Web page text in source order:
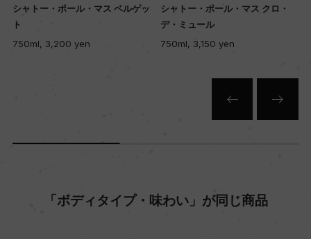
樹齢
15ー45年
シャトー・ポール・マス ベルゲッ
ト
750ml, 3,200 yen
シャトー・ポール・マス クロ・
デ・ミュール
750ml, 3,150 yen
「ボディタイプ・味わい」が同じ商品